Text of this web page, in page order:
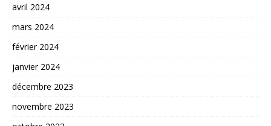
avril 2024
mars 2024
février 2024
janvier 2024
décembre 2023
novembre 2023